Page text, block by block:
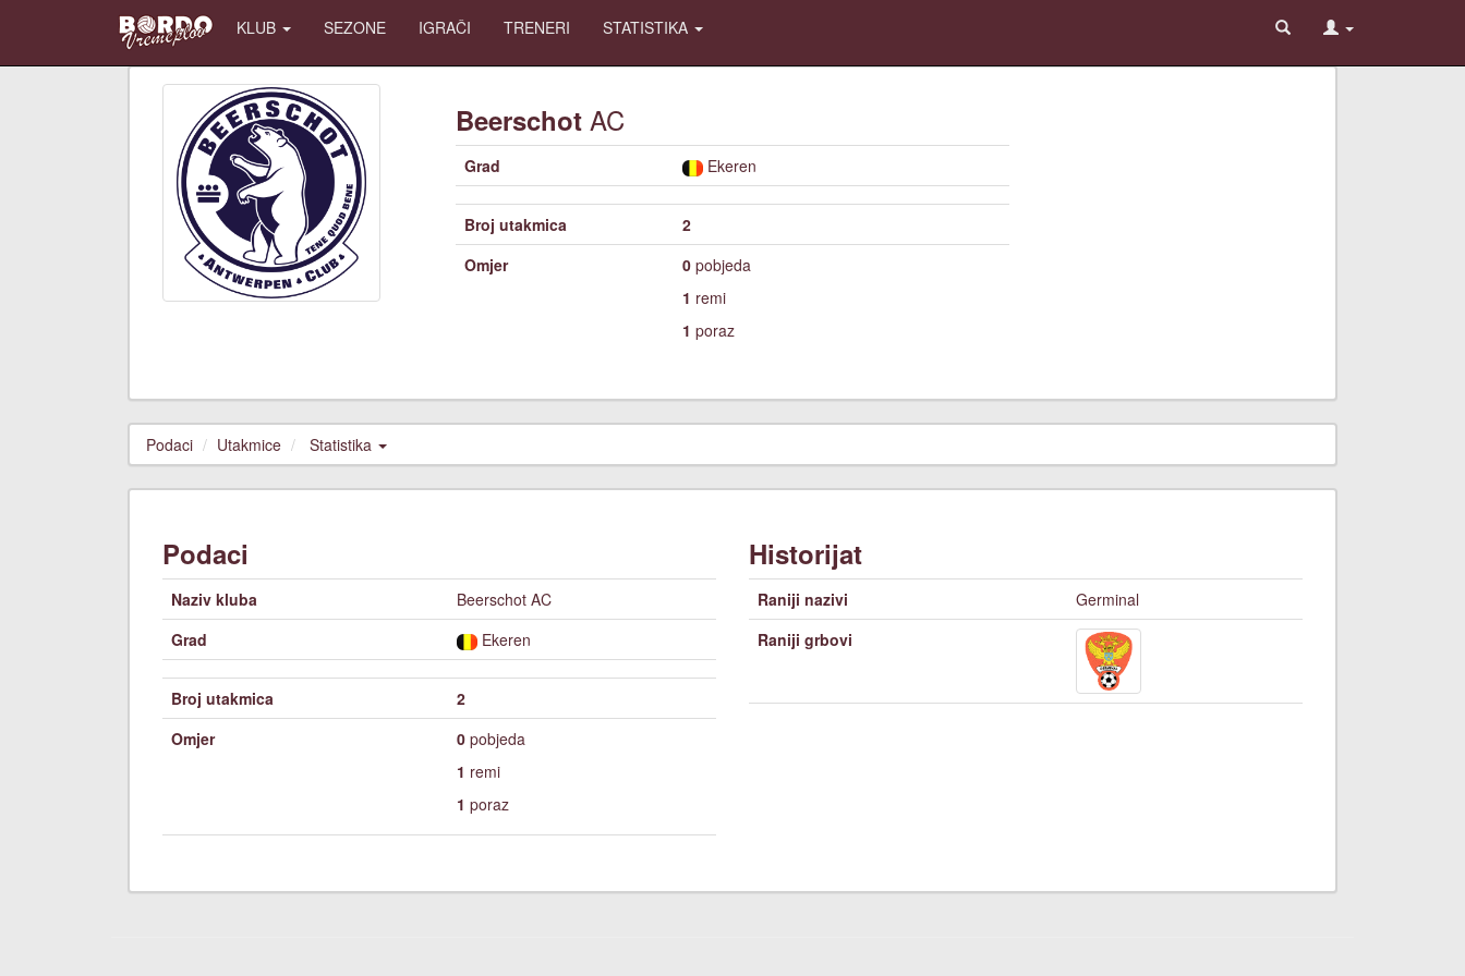
KLUB SEZONE IGRAČI TRENERI STATISTIKA
Beerschot AC
Grad Ekeren
Broj utakmica
2
Omjer
0 pobjeda
1 remi
1 poraz
Podaci Utakmice Statistika
Podaci
Naziv kluba
Beerschot AC
Grad
Ekeren
Broj utakmica
2
Omjer
0 pobjeda
1 remi
1 poraz
Historijat
Raniji nazivi
Germinal
Raniji grbovi